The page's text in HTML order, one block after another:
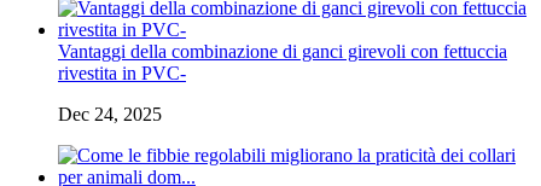
Vantaggi della combinazione di ganci girevoli con fettuccia
rivestita in PVC-
Dec 24, 2025